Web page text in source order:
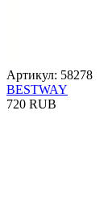
Артикул: 58278
BESTWAY
720 RUB